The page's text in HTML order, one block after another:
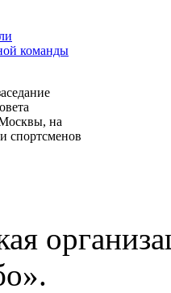
команды
на
спортсменов